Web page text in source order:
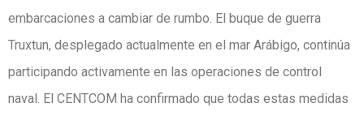
embarcaciones a cambiar de rumbo. El buque de guerra
Truxtun, desplegado actualmente en el mar Arábigo, continúa
participando activamente en las operaciones de control
naval. El CENTCOM ha confirmado que todas estas medidas